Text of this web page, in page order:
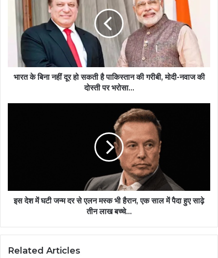
भारत के बिना नहीं दूर हो सकती है पाकिस्तान की गरीबी, मोदी-नवाज की
दोस्ती पर भरोसा...
इस देश में घटी जन्म दर से एलन मस्क भी हैरान, एक साल में पैदा हुए साढ़े
तीन लाख बच्चे...
Related Articles